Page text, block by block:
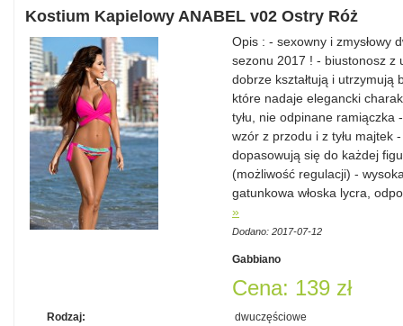
Kostium Kapielowy ANABEL v02 Ostry Róż
Opis : - sexowny i zmysłowy
sezonu 2017 ! - biustonosz z
dobrze kształtują i utrzymują
które nadaje elegancki
tyłu, nie odpinane
wzór z przodu i z tyłu majtek
dopasowują się do każdej
(możliwość regulacji) -
gatunkowa włoska lycra,
»
Dodano: 2017-07-12
Gabbiano
Cena: 139 zł
Rodzaj: dwuczęściowe